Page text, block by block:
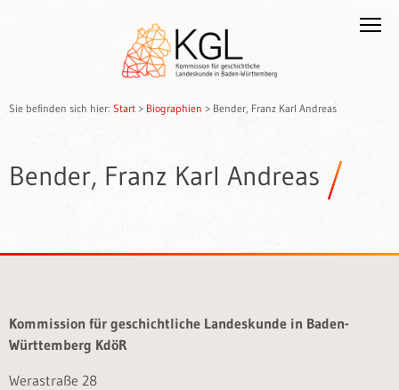
Sie befinden sich hier: Start > Biographien > Bender, Franz Karl Andreas
Bender, Franz Karl Andreas
Kommission für geschichtliche Landeskunde in Baden-
Württemberg KdöR
Werastraße 28